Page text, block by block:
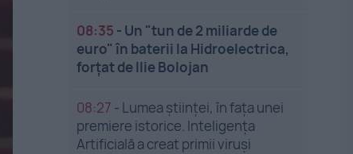
08:35 - Un "tun de 2 miliarde de
euro" în baterii la Hidroelectrica,
forțat de Ilie Bolojan
08:27 - Lumea științei, în fața unei
premiere istorice. Inteligența
Artificială a creat primii viruși